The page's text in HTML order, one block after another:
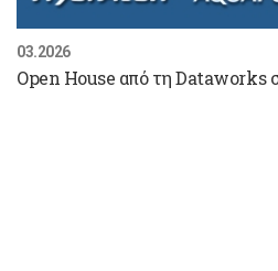
03.2026
Open House από τη Dataworks